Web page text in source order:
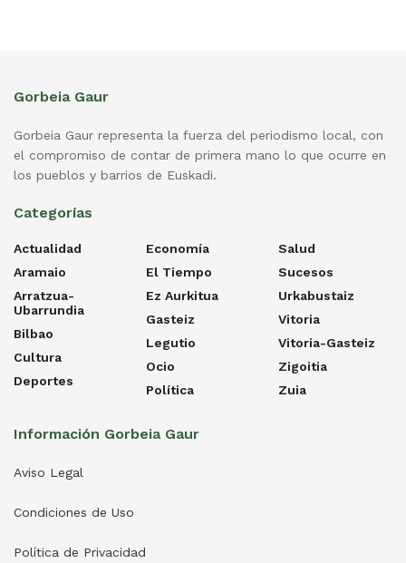
Gorbeia Gaur
Gorbeia Gaur representa la fuerza del periodismo local, con
el compromiso de contar de primera mano lo que ocurre en
los pueblos y barrios de Euskadi.
Categorías
Actualidad
Aramaio
Arratzua-
Ubarrundia
Bilbao
Cultura
Deportes
Economía
El Tiempo
Ez Aurkitua
Gasteiz
Legutio
Ocio
Política
Salud
Sucesos
Urkabustaiz
Vitoria
Vitoria-Gasteiz
Zigoitia
Zuia
Información Gorbeia Gaur
Aviso Legal
Condiciones de Uso
Política de Privacidad